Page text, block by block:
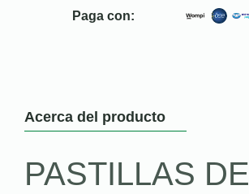
Paga con:
Acerca del producto
PASTILLAS DE